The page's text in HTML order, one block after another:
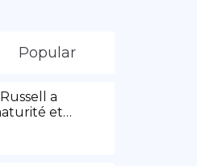
Popular
a
et
de Russell